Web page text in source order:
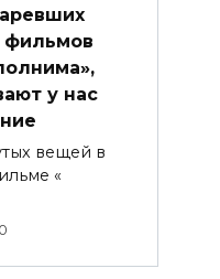
фильмов
у нас
вещей в
«
0